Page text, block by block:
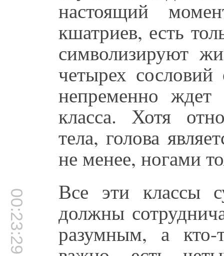
настоящий
кшатриев, есть
символизируют
четырех
непременно
класса. Хотя
тела, голова
не менее, ногами
00:23:29 Все эти классы
должны
разумным, а